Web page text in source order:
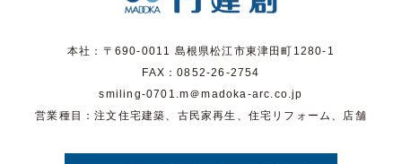
本社：〒690-0011 島根県松江市東津田町1280-1
FAX：0852-26-2754
smiling-0701.m＠madoka-arc.co.jp
営業種目：注文住宅建築、古民家再生、住宅リフォーム、店舗